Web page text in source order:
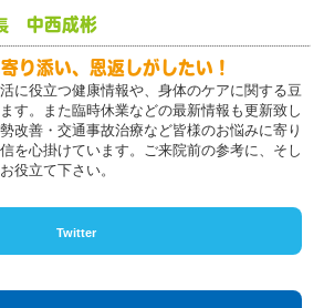
中西成彬
り添い、恩返しがしたい！
に役立つ健康情報や、身体のケアに関する豆
す。また臨時休業などの最新情報も更新致し
改善・交通事故治療など皆様のお悩みに寄り
を心掛けています。ご来院前の参考に、そし
役立て下さい。
Twitter